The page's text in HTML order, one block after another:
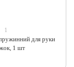
1
для руки
1 шт